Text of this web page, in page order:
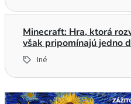
Minecraft: Hra, ktorá
však pripomínajú jedno
Iné